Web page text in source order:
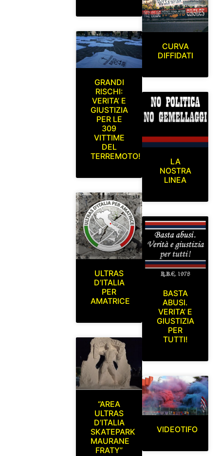
GRANDI
RISCHI:
VERITA’ E
GIUSTIZIA
PER LE
309
VITTIME
DEL
TERREMOTO!
ULTRAS
D’ITALIA
PER
AMATRICE
“AREA
ULTRAS
D’ITALIA
SKATEPARK
MAURANE
FRATY”
CURVA
DIFFIDATI
LA
NOSTRA
LINEA
BASTA
ABUSI.
VERITA’ E
GIUSTIZIA
PER
TUTTI!
VIDEOTIFO